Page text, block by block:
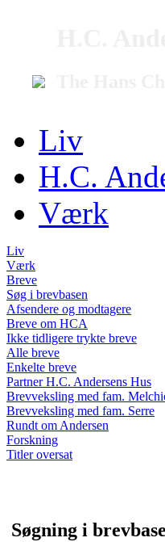
Liv
H.C.
Værk
Liv
Værk
Breve
Søg i brevbasen
Afsendere og modtagere
Breve om HCA
Ikke tidligere trykte breve
Alle breve
Enkelte breve
Partner H.C. Andersens Hus
Brevveksling med fam.
Brevveksling med fam. Serre
Rundt om Andersen
Forskning
Titler oversat
Søgning i